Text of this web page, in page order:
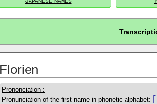
Florien
Prononciation :
Pronunciation of the first name in phonetic alphabet: